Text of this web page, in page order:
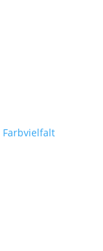
Farbvielfalt